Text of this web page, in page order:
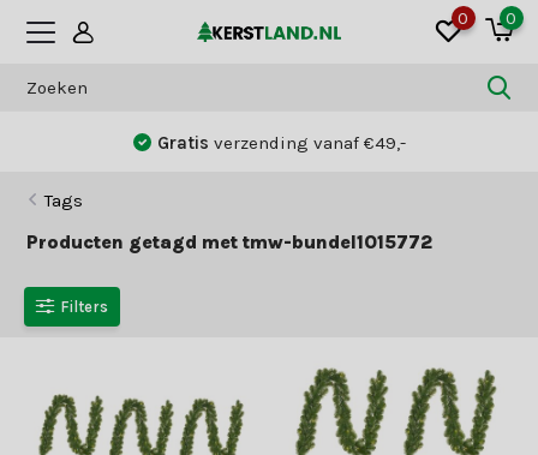
0 0
Gratis verzending vanaf €49,-
Tags
Producten getagd met tmw-bundel1015772
Filters